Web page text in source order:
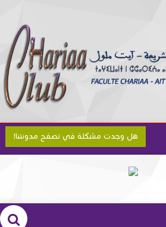
هل وجدت مشكلة في تصفح مدونتنا!